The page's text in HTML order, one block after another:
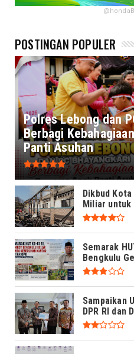
POSTINGAN POPULER
Polres Lebong dan
Berbagi
Panti Asuhan
Dikbud
Miliar untuk
Semarak
Bengkulu
Sampaikan
DPR RI dan